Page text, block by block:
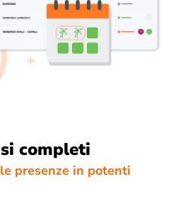
completi
presenze in potenti